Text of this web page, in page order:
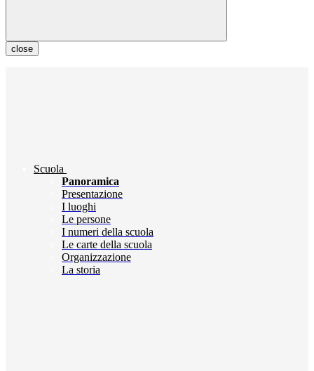
close
Scuola
Panoramica
Presentazione
I luoghi
Le persone
I numeri della scuola
Le carte della scuola
Organizzazione
La storia